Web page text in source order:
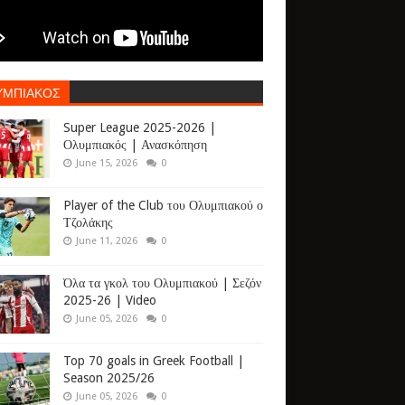
Super League 2025-2026 |
Ολυμπιακός | Ανασκόπηση
June 15, 2026 0
Player of the Club του Ολυμπιακού ο
Τζολάκης
June 11, 2026 0
Όλα τα γκολ του Ολυμπιακού | Σεζόν
2025-26 | Video
June 05, 2026 0
Top 70 goals in Greek Football |
Season 2025/26
June 05, 2026 0